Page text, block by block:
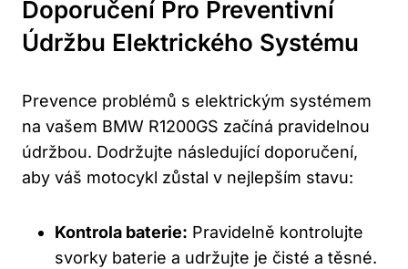
Doporučení Pro Preventivní
Údržbu Elektrického Systému
Prevence problémů s elektrickým systémem
na vašem BMW R1200GS začíná pravidelnou
údržbou. Dodržujte následující doporučení,
aby váš motocykl zůstal v nejlepším stavu:
Kontrola baterie: Pravidelně kontrolujte
svorky baterie a udržujte je čisté a těsné.